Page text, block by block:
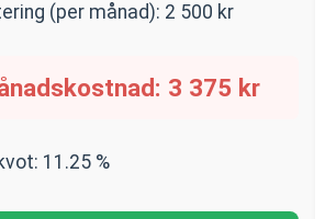
(per månad): 2 500 kr
3 375 kr
11.25 %